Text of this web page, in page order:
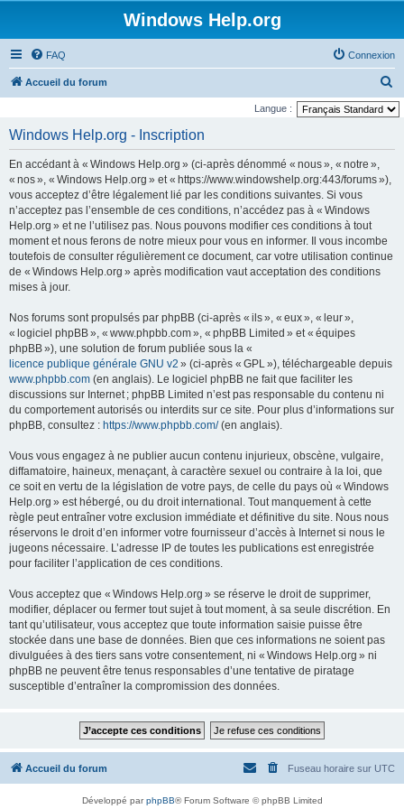
Windows Help.org
FAQ Connexion
Accueil du forum
e
Langue :
Windows Help.org - Inscription
En accédant à « Windows Help.org » (ci-après dénommé « nous », « notre »,
« nos », « Windows Help.org » et « https://www.windowshelp.org:443/forums »),
vous acceptez d’être légalement lié par les conditions suivantes. Si vous
n’acceptez pas l’ensemble de ces conditions, n’accédez pas à « Windows
Help.org » et ne l’utilisez pas. Nous pouvons modifier ces conditions à tout
moment et nous ferons de notre mieux pour vous en informer. Il vous incombe
toutefois de consulter régulièrement ce document, car votre utilisation continue
de « Windows Help.org » après modification vaut acceptation des conditions
mises à jour.
Nos forums sont propulsés par phpBB (ci-après « ils », « eux », « leur »,
« logiciel phpBB », « www.phpbb.com », « phpBB Limited » et « équipes
phpBB »), une solution de forum publiée sous la «
licence publique générale GNU v2 » (ci-après « GPL »), téléchargeable depuis
www.phpbb.com (en anglais). Le logiciel phpBB ne fait que faciliter les
discussions sur Internet ; phpBB Limited n’est pas responsable du contenu ni
du comportement autorisés ou interdits sur ce site. Pour plus d’informations sur
phpBB, consultez : https://www.phpbb.com/(en anglais).
Vous vous engagez à ne publier aucun contenu injurieux, obscène, vulgaire,
diffamatoire, haineux, menaçant, à caractère sexuel ou contraire à la loi, que
ce soit en vertu de la législation de votre pays, de celle du pays où « Windows
Help.org » est hébergé, ou du droit international. Tout manquement à cette
règle peut entraîner votre exclusion immédiate et définitive du site. Nous nous
réservons le droit d’en informer votre fournisseur d’accès à Internet si nous le
jugeons nécessaire. L’adresse IP de toutes les publications est enregistrée
pour faciliter l’application de ces conditions.
Vous acceptez que « Windows Help.org » se réserve le droit de supprimer,
modifier, déplacer ou fermer tout sujet à tout moment, à sa seule discrétion. En
tant qu’utilisateur, vous acceptez que toute information saisie puisse être
stockée dans une base de données. Bien que ces informations ne soient pas
divulguées à des tiers sans votre consentement, ni « Windows Help.org » ni
phpBB ne peuvent être tenus responsables d’une tentative de piratage
susceptible d’entraîner la compromission des données.
Accueil du forum Fuseau horaire sur UTC
Développé parphpBB® Forum Software © phpBB Limited